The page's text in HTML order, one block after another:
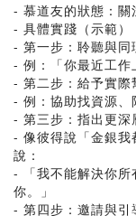
- 慕道友的狀態：關
- 具體實踐（示範）
- 第一步：聆聽與同
- 例：「你最近工作
- 第二步：給予實際
- 例：協助找資源、
- 第三步：指出更深
- 像彼得說「金銀我
說：
- 「我不能解決你所
你。」
- 第四步：邀請與引